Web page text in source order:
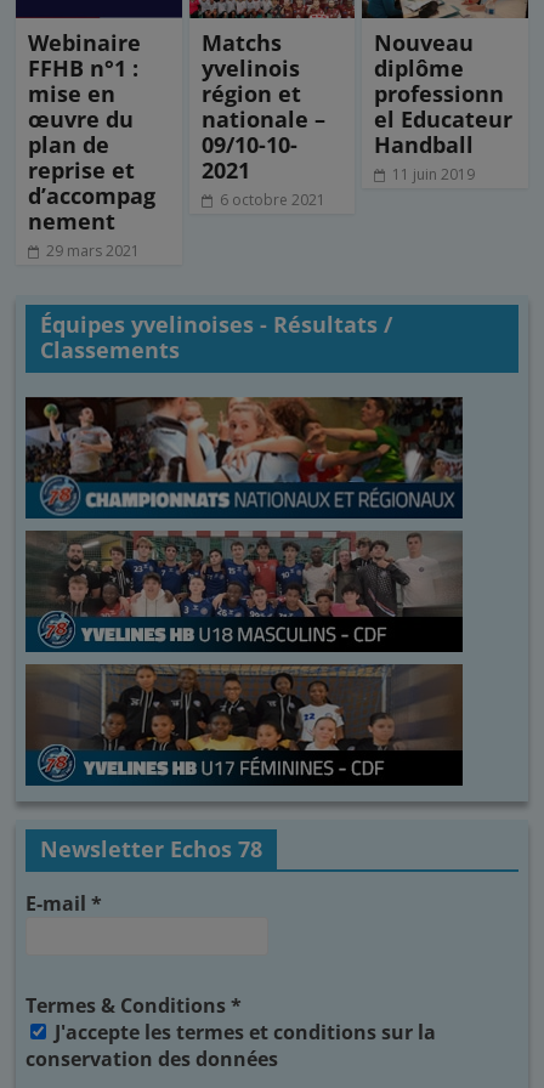
Webinaire
FFHB n°1 :
mise en
œuvre du
plan de
reprise et
d’accompag
nement
29 mars 2021
Matchs
yvelinois
région et
nationale –
09/10-10-
2021
6 octobre 2021
Nouveau
diplôme
professionn
el Educateur
Handball
11 juin 2019
Équipes yvelinoises - Résultats /
Classements
Newsletter Echos 78
E-mail*
Termes & Conditions*
J'accepte les termes et conditions sur la
conservation des données